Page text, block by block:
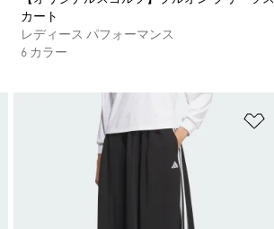
カート
レディース パフォーマンス
6 カラー
ほしいものリストに追加